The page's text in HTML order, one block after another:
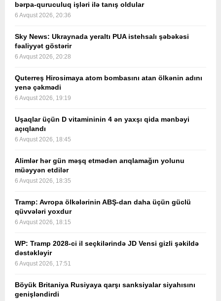
bərpa-quruculuq işləri ilə tanış oldular
6 Avqust 2026, 20:36
Sky News: Ukraynada yeraltı PUA istehsalı şəbəkəsi
fəaliyyət göstərir
6 Avqust 2026, 20:28
Quterreş Hirosimaya atom bombasını atan ölkənin adını
yenə çəkmədi
6 Avqust 2026, 19:19
Uşaqlar üçün D vitamininin 4 ən yaxşı qida mənbəyi
açıqlandı
6 Avqust 2026, 18:45
Alimlər hər gün məşq etmədən arıqlamağın yolunu
müəyyən etdilər
6 Avqust 2026, 18:35
Tramp: Avropa ölkələrinin ABŞ-dan daha üçün güclü
qüvvələri yoxdur
6 Avqust 2026, 18:15
WP: Tramp 2028-ci il seçkilərində JD Vensi gizli şəkildə
dəstəkləyir
6 Avqust 2026, 17:51
Böyük Britaniya Rusiyaya qarşı sanksiyalar siyahısını
genişləndirdi